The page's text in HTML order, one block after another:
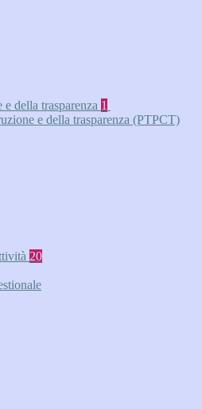
della trasparenza 1
e della trasparenza (PTPCT)
20